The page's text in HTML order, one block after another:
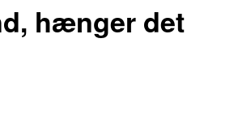
hænger det